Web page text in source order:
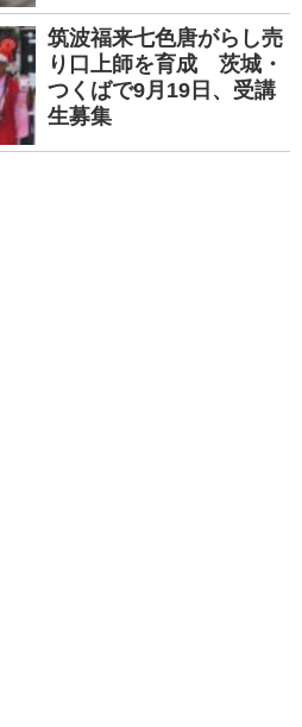
筑波福来七色唐がらし売
り口上師を育成 茨城・
つくばで9月19日、受講
生募集